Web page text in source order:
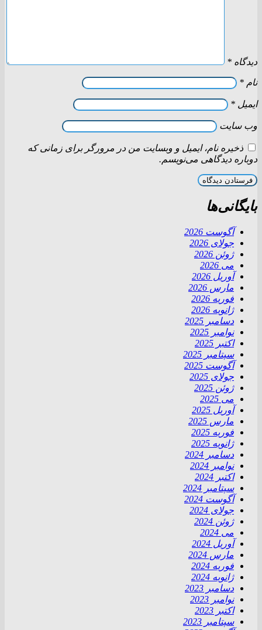
دیدگاه *
نام *
ایمیل *
وب‌ سایت
ذخیره نام، ایمیل و وبسایت من در مرورگر برای زمانی که
دوباره دیدگاهی می‌نویسم.
بایگانی‌ها
آگوست 2026
جولای 2026
ژوئن 2026
می 2026
آوریل 2026
مارس 2026
فوریه 2026
ژانویه 2026
دسامبر 2025
نوامبر 2025
اکتبر 2025
سپتامبر 2025
آگوست 2025
جولای 2025
ژوئن 2025
می 2025
آوریل 2025
مارس 2025
فوریه 2025
ژانویه 2025
دسامبر 2024
نوامبر 2024
اکتبر 2024
سپتامبر 2024
آگوست 2024
جولای 2024
ژوئن 2024
می 2024
آوریل 2024
مارس 2024
فوریه 2024
ژانویه 2024
دسامبر 2023
نوامبر 2023
اکتبر 2023
سپتامبر 2023